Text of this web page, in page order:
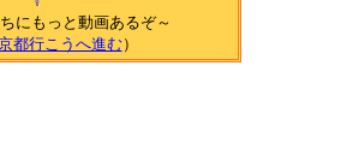
にもっと動画あるぞ～
都行こうへ進む）